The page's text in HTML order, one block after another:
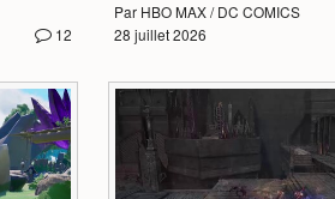
12
Par HBO MAX / DC COMICS
28 juillet 2026